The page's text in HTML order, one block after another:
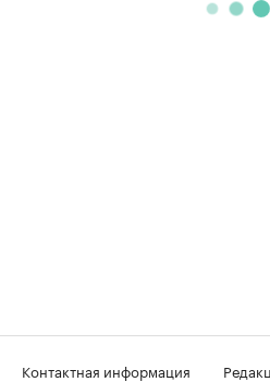
Контактная информация